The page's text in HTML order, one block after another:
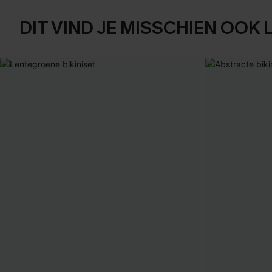
DIT VIND JE MISSCHIEN OOK